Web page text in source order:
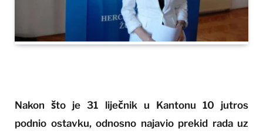
Nakon što je 31 liječnik u Kantonu 10 jutros
podnio ostavku, odnosno najavio prekid rada uz